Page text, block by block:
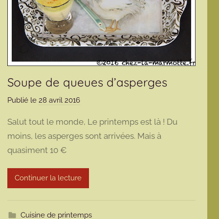
Soupe de queues d’asperges
Publié le 28 avril 2016p
r
m
m
o
t
Salut tout le monde, Le printemps est là ! Du
moins, les asperges sont arrivées. Mais à
quasiment 10 €
Continuer la lecture
Cuisine de printemps